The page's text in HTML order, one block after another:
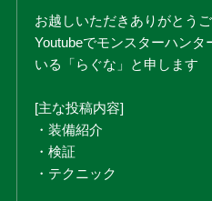
お越しいただきありがとう
Youtubeでモンスターハン
いる「らぐな」と申します
[主な投稿内容]
・装備紹介
・検証
・テクニック